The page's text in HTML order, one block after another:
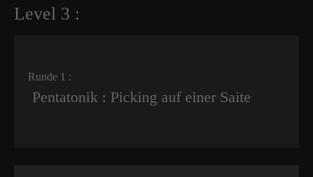
Level 3 :
Runde 1 :
Pentatonik : Picking auf einer Saite